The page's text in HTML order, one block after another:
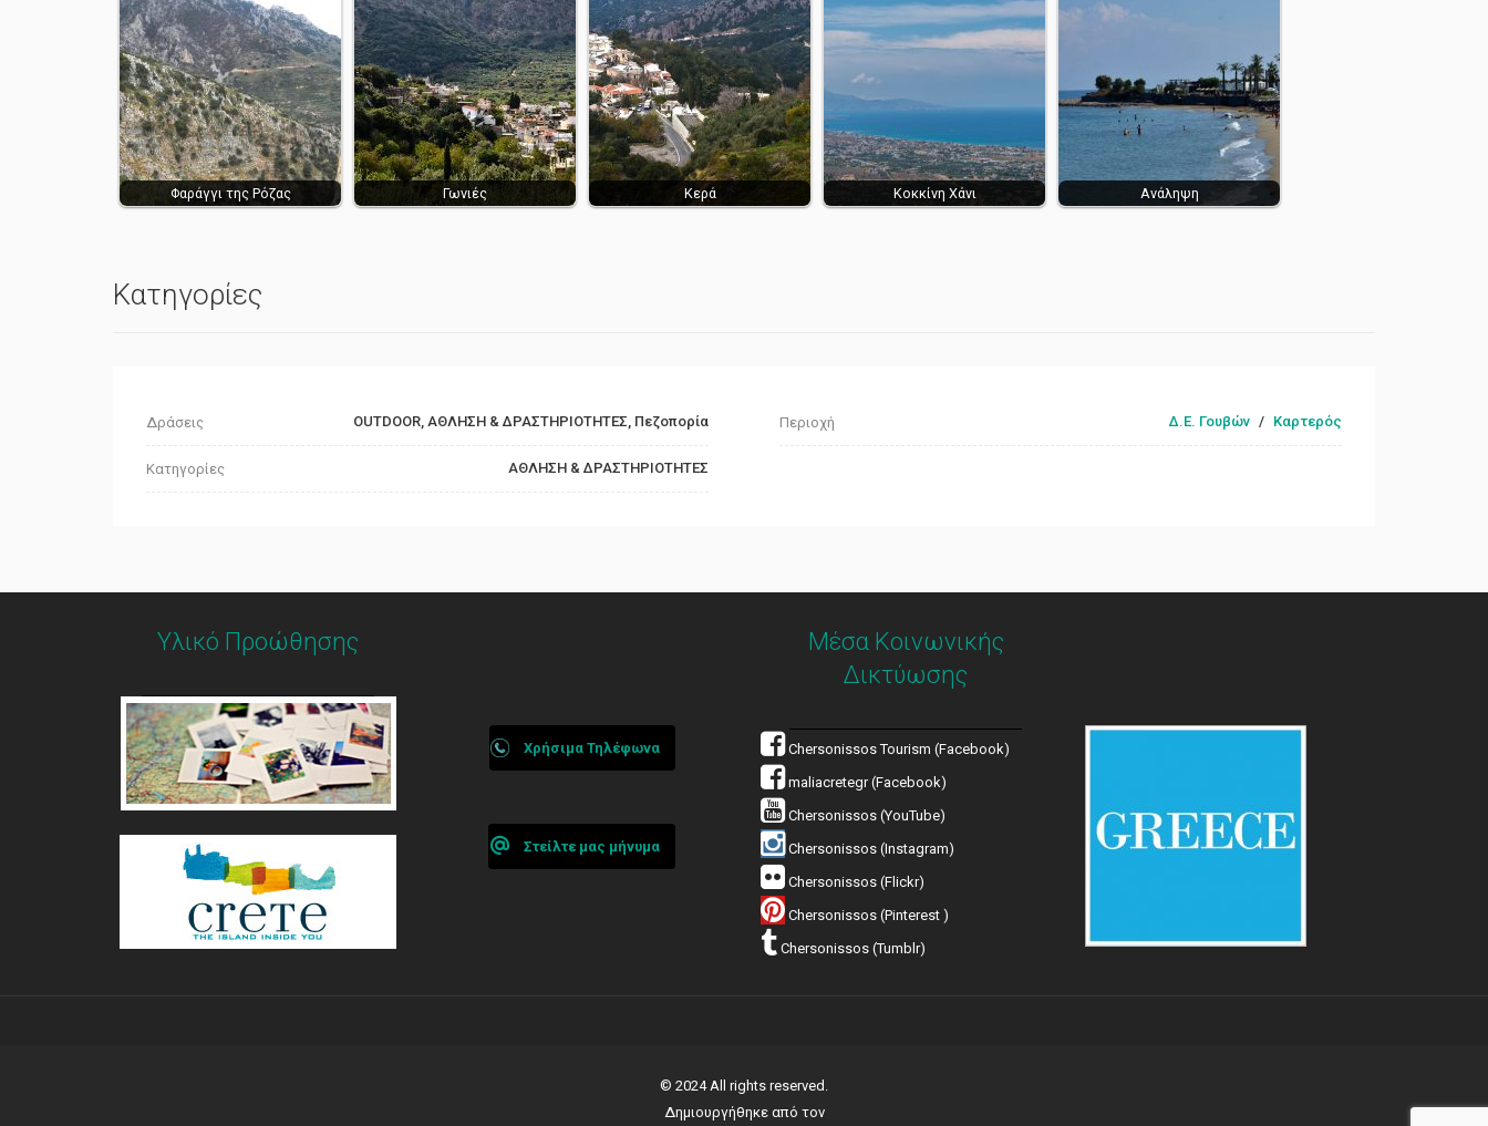
Φαράγγι της Ρόζας Γωνιές Κερά Κοκκίνη Χάνι Ανάληψη
Κατηγορίες
Δράσεις OUTDOOR, ΑΘΛΗΣΗ & ΔΡΑΣΤΗΡΙΟΤΗΤΕΣ, Πεζοπορία Περιοχή Δ.Ε. Γουβών / Καρτερός
Κατηγορίες ΑΘΛΗΣΗ & ΔΡΑΣΤΗΡΙΟΤΗΤΕΣ
Υλικό Προώθησης
Χρήσιμα Τηλέφωνα
Στείλτε μας μήνυμα
Μέσα Κοινωνικής
Δικτύωσης
Chersonissos Tourism (Facebook)
maliacretegr (Facebook)
Chersonissos (YouTube)
Chersonissos (Instagram)
Chersonissos (Flickr)
Chersonissos (Pinterest )
Chersonissos (Tumblr)
© 2024 All rights reserved.
Δημιουργήθηκε από τον